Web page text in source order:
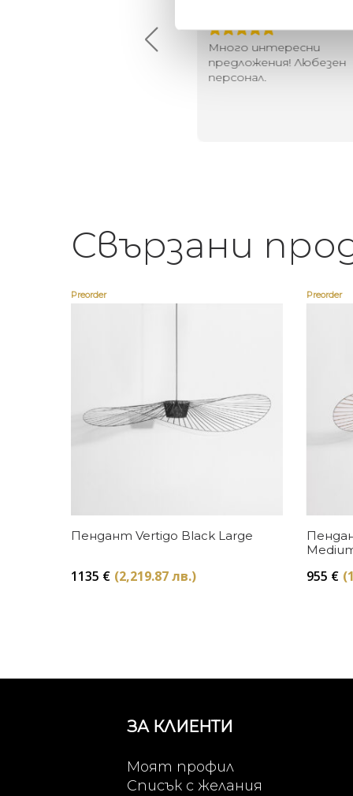
Много интересни
предложения! Любезен
персонал.
Свързани
Preorder
Купи
Пендант Vertigo Black Large
1135 € (2,219.87 лв.)
Preorder
955 €
ЗА КЛИЕНТИ
Моят профил
Списък с желания